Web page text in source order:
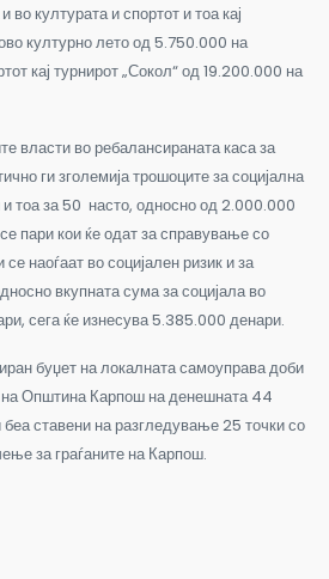
културата и спортот и тоа кај
културно лето од 5.750.000 на
кај турнирот „Сокол“ од 19.200.000 на
во ребалансираната каса за
ги зголемија трошоците за социјална
и тоа за 50 насто, односно од 2.000.000
пари кои ќе одат за справување со
наоѓаат во социјален ризик и за
вкупната сума за социјала во
сега ќе изнесува 5.385.000 денари.
на локалната самоуправа доби
Општина Карпош на денешната 44
ставени на разгледување 25 точки со
за граѓаните на Карпош.